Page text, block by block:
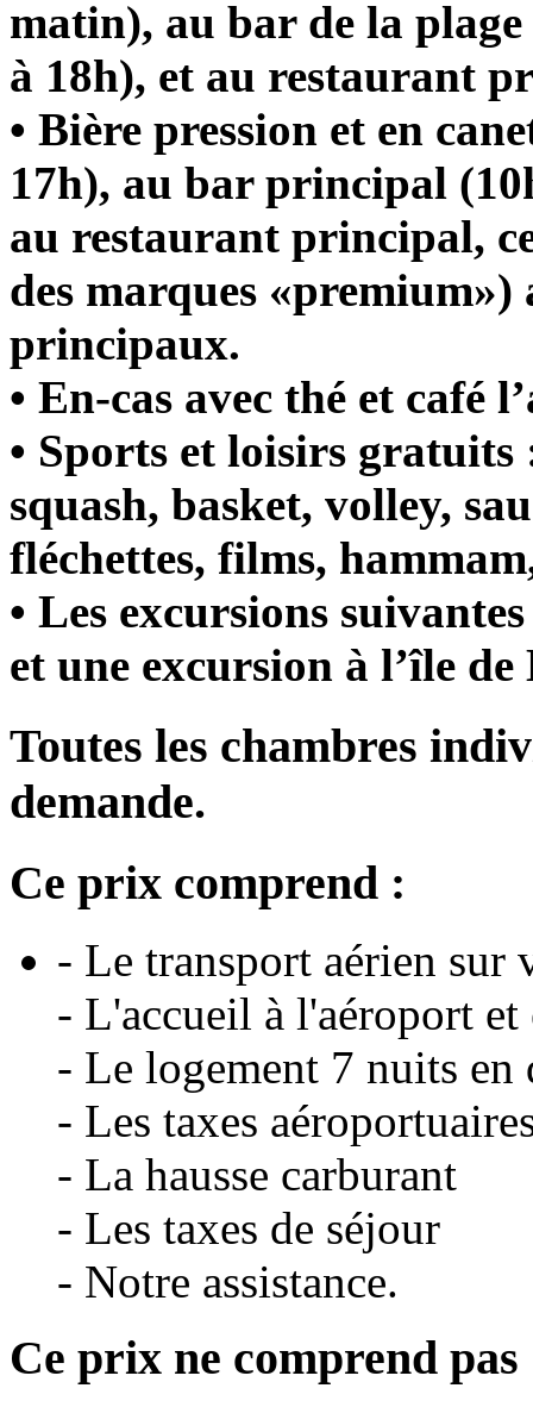
matin), au bar de la
à 18h), et au restaurant
• Bière pression et en
17h), au bar principal
au restaurant principal,
des marques
principaux.
• En-cas avec thé et café
• Sports et loisirs
squash, basket, volley,
fléchettes, films,
• Les excursions
et une excursion à l’île
Toutes les chambres
demande.
Ce prix comprend :
- Le transport aérien sur
- L'accueil à l'aéroport et
- Le logement 7 nuits en
- Les taxes
- La hausse carburant
- Les taxes de séjour
- Notre assistance.
Ce prix ne comprend pas